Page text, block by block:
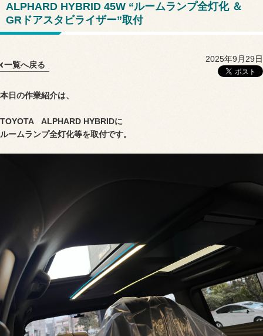
ALPHARD HYBRID 45W “ルームランプ全灯化 ＆
GRドアスタビライザー”取付
一覧へ戻る
2025年9月29日
本日の作業紹介は、
TOYOTA ALPHARD HYBRIDに
ルームランプ全灯化等を取付です。